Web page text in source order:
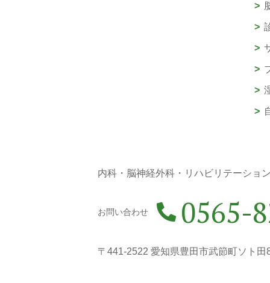
内科・脳神経外科・リハビリテーショ
お問い合わせ 0565-
〒441-2522 愛知県豊田市武節町ソト田